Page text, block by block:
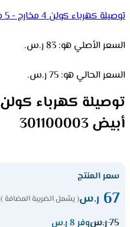
توصيلة كهرباء كولن 4 مخارج - 5 متر - أبيض 301100004
السعر الأصلي هو: 83 ر.س.
السعر الحالي هو: 75 ر.س.
أبيض 301100003
سعر المنتج
67 ر.س( يشمل الضريبة المضافة )
75ر.سوفر 8 ر.س